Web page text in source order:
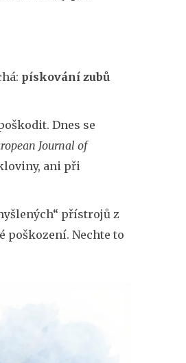
pískování zubů
Dnes se
Journal of
ani při
přístrojů z
poškození. Nechte to